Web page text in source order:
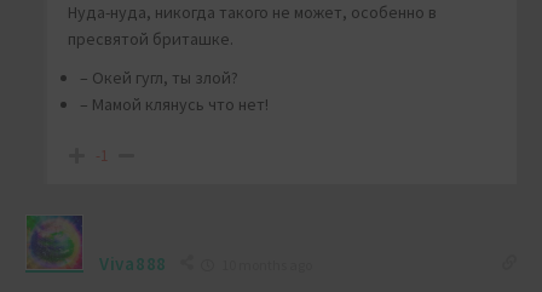
Нуда-нуда, никогда такого не может, особенно в
пресвятой бриташке.
– Окей гугл, ты злой?
– Мамой клянусь что нет!
-1
Viva888